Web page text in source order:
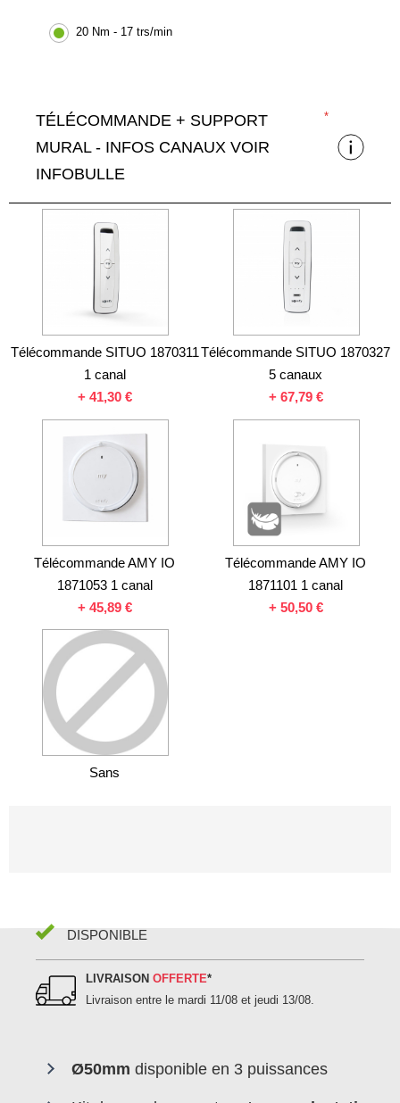
20 Nm - 17 trs/min
TÉLÉCOMMANDE + SUPPORT
MURAL - INFOS CANAUX VOIR
INFOBULLE
Télécommande SITUO 1870311
1 canal
+ 41,30 €
Télécommande SITUO 1870327
5 canaux
+ 67,79 €
Télécommande AMY IO
1871053 1 canal
+ 45,89 €
Télécommande AMY IO
1871101 1 canal
+ 50,50 €
Sans
DISPONIBLE
LIVRAISONOFFERTE*
Livraison entre le mardi 11/08 et jeudi 13/08.
Ø50mm disponible en 3 puissances